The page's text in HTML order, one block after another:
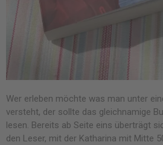
Wer erleben möchte was man unter
versteht, der sollte das gleichnamige
lesen. Bereits ab Seite eins überträgt
den Leser, mit der Katharina mit Mitte